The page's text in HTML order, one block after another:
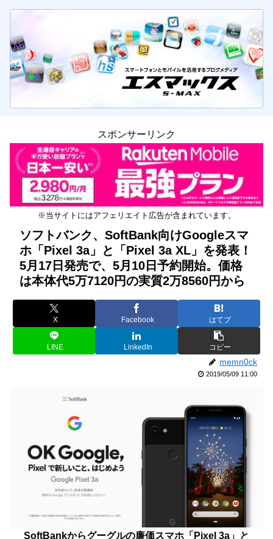
スポンサーリンク
※当サイトにはアフェリエイト広告が含まれています。
ソフトバンク、SoftBank向けGoogleスマ
ホ「Pixel 3a」と「Pixel 3a XL」を発表！
5月17日発売で、5月10日予約開始。価格
は本体代5万7120円の実質2万8560円から
X Facebook はてブ
LINE LinkedIn コピー
memn0ck
2019/05/09 11:00
SoftBankからグーグルの廉価スマホ「Pixel 3a」と